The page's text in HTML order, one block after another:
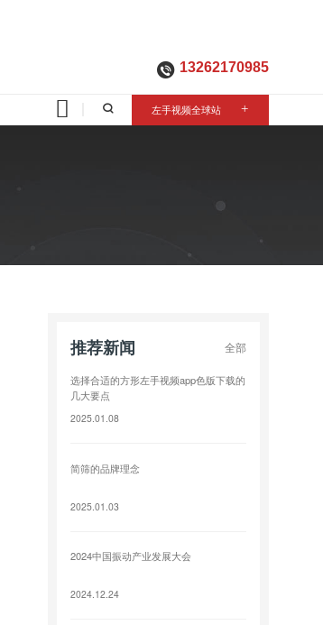
13262170985
 左手视频全球站 +
推荐新闻 全部
选择合适的方形左手视频app色版下载的
几大要点
2025.01.08
简筛的品牌理念
2025.01.03
2024中国振动产业发展大会
2024.12.24